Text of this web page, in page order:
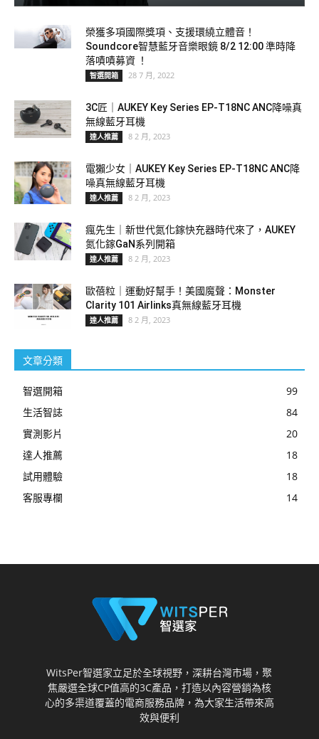
榮獲多項國際獎項、支援環繞立體音！
Soundcore智慧藍牙音樂眼鏡 8/2 12:00 準時降
落嘖嘖募資 ！
智選開箱 28 7 月, 2022
3C匠｜AUKEY Key Series EP-T18NC ANC降噪真
無線藍牙耳機
達人推薦 8 2 月, 2023
電獺少女｜AUKEY Key Series EP-T18NC ANC降
噪真無線藍牙耳機
達人推薦 8 2 月, 2023
瘋先生｜新世代氮化鎵快充器時代來了，AUKEY
氮化鎵GaN系列開箱
達人推薦 8 2 月, 2023
歐蓓粒｜運動好幫手！美國魔聲：Monster
Clarity 101 Airlinks真無線藍牙耳機
達人推薦 8 2 月, 2023
文章分類
智選開箱
99
生活智誌
84
實測影片
20
達人推薦
18
試用體驗
18
客服專欄
14
WitsPer智選家立足於全球視野，深耕台灣市場，聚
焦嚴選全球CP值高的3C產品，打造以內容營銷為核
心的多渠道覆蓋的電商服務品牌，為大家生活帶來高
效與便利